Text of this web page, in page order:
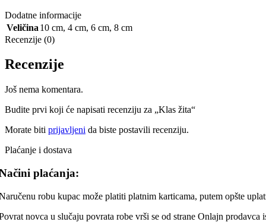
Dodatne informacije
Veličina 10 cm, 4 cm, 6 cm, 8 cm
Recenzije (0)
Recenzije
Još nema komentara.
Budite prvi koji će napisati recenziju za „Klas žita“
Morate biti prijavljeni da biste postavili recenziju.
Plaćanje i dostava
plaćanja:
robu kupac može platiti platnim karticama, putem opšte
novca u slučaju povrata robe vrši se od strane Onlajn